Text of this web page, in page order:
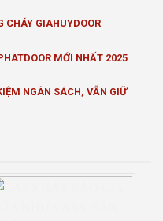
CHÁY GIAHUYDOOR
MỚI NHẤT 2025
NGÂN SÁCH, VẪN GIỮ